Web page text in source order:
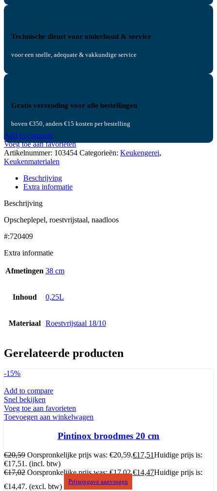
Technische dienst voor onderhoud & service
voor een snelle, adequate & vakkundige service
Gratis verzending voor alle bestellingen
boven €350, anders €15 kosten per bestelling
Add to compare
Voeg toe aan favorieten
Artikelnummer: 103454 Categorieën: Keukengerei,
Keukenmaterialen
Beschrijving
Extra informatie
Beschrijving
Opscheplepel, roestvrijstaal, naadloos
#:720409
Extra informatie
Afmetingen 38 cm
Inhoud 0,25L
Materiaal Roestvrijstaal 18/10
Gerelateerde producten
-15%
Add to compare
Snel bekijken
Voeg toe aan favorieten
Toevoegen aan winkelwagen
Pintinox broodmes 20 cm
€20,59 Oorspronkelijke prijs was: €20,59.€17,51Huidige prijs is:
€17,51. (incl. btw)
€17,02 Oorspronkelijke prijs was: €17,02.€14,47Huidige prijs is:
€14,47. (excl. btw)
Prijsopgave aanvragen